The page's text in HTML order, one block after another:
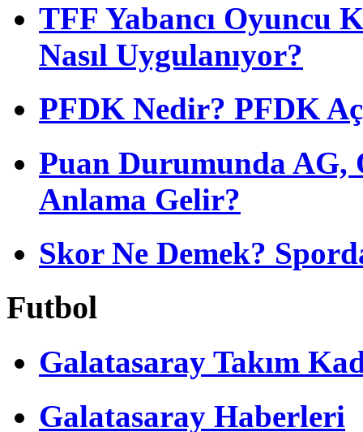
TFF Yabancı Oyuncu
Nasıl Uygulanıyor?
PFDK Nedir? PFDK
Puan Durumunda AG,
Anlama Gelir?
Skor Ne Demek?
Futbol
Galatasaray Takım
Galatasaray Haberleri